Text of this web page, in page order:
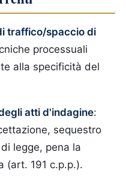
traffico/spaccio di
processuali
alla specificità del
atti d'indagine:
sequestro
legge, pena la
(art. 191 c.p.p.).